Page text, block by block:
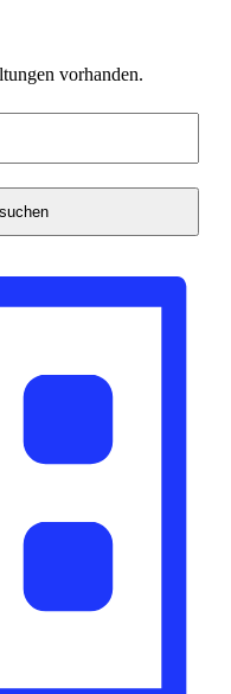
vorhanden.